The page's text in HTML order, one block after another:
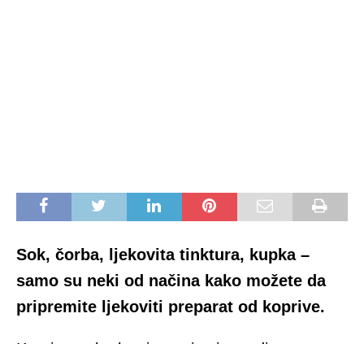
Sok, čorba, ljekovita tinktura, kupka –
samo su neki od načina kako možete da
pripremite ljekoviti preparat od koprive.